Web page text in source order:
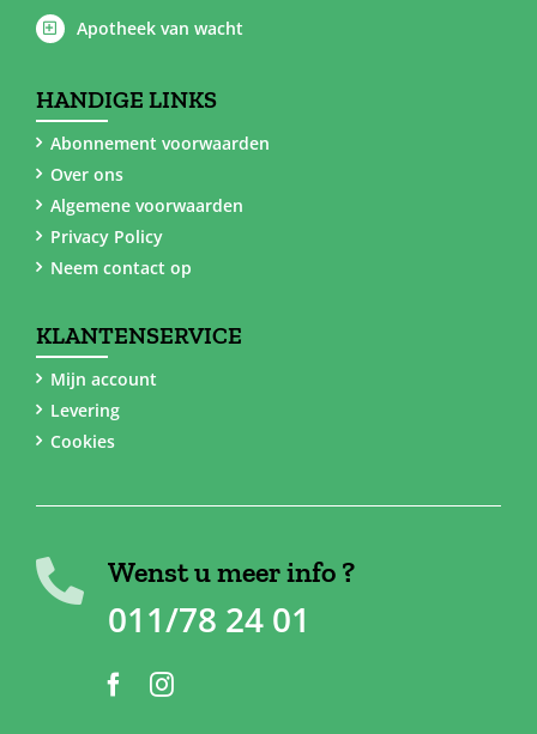
Apotheek van wacht
HANDIGE LINKS
Abonnement voorwaarden
Over ons
Algemene voorwaarden
Privacy Policy
Neem contact op
KLANTENSERVICE
Mijn account
Levering
Cookies
Wenst u meer info ?
011/78 24 01